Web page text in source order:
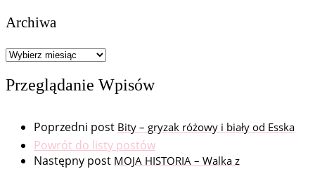
Archiwa
Archiwa
Przeglądanie Wpisów
Poprzedni post Bity – gryzak różowy i biały od Esska
Powrót do listy postów
Następny post MOJA HISTORIA – Walka z